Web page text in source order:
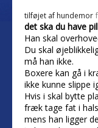
tilføjet af hundemor
det ska du have
Han skal
Du skal
må han ikke.
Boxere kan gå i
ikke kunne slippe
Hvis i skal bytte
fræk tage fat i
mens han ligger